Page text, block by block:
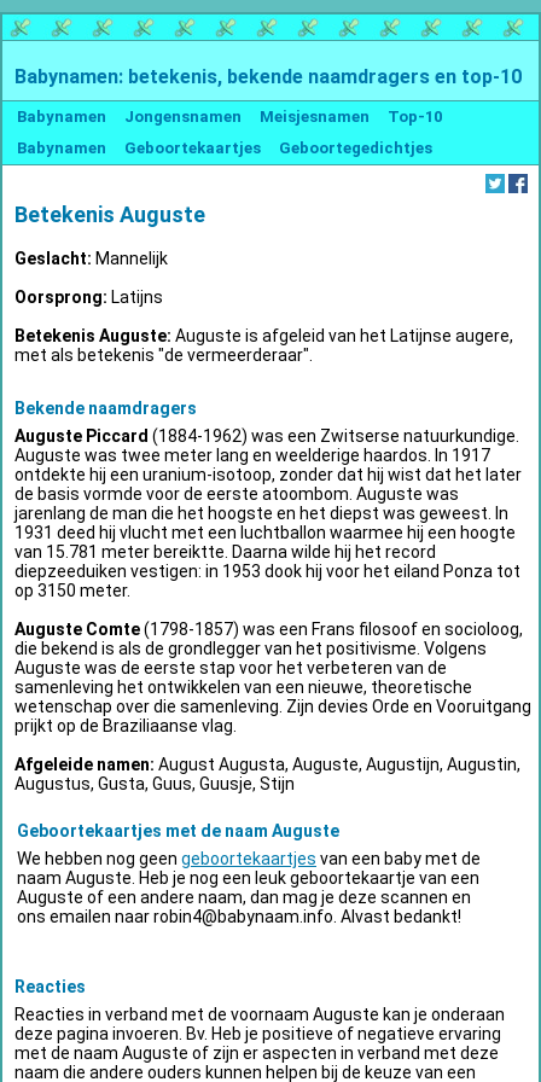
Babynamen: betekenis, bekende naamdragers en top-10
Babynamen Jongensnamen Meisjesnamen
Top-10
Babynamen
Geboortekaartjes Geboortegedichtjes
Betekenis Auguste
Geslacht: Mannelijk
Oorsprong: Latijns
Betekenis Auguste: Auguste is afgeleid van het Latijnse augere,
met als betekenis "de vermeerderaar".
Bekende naamdragers
Auguste Piccard (1884-1962) was een Zwitserse natuurkundige.
Auguste was twee meter lang en weelderige haardos. In 1917
ontdekte hij een uranium-isotoop, zonder dat hij wist dat het later
de basis vormde voor de eerste atoombom. Auguste was
jarenlang de man die het hoogste en het diepst was geweest. In
1931 deed hij vlucht met een luchtballon waarmee hij een hoogte
van 15.781 meter bereiktte. Daarna wilde hij het record
diepzeeduiken vestigen: in 1953 dook hij voor het eiland Ponza tot
op 3150 meter.
Auguste Comte(1798-1857) was een Frans filosoof en socioloog,
die bekend is als de grondlegger van het positivisme. Volgens
Auguste was de eerste stap voor het verbeteren van de
samenleving het ontwikkelen van een nieuwe, theoretische
wetenschap over die samenleving. Zijn devies Orde en Vooruitgang
prijkt op de Braziliaanse vlag.
Afgeleide namen: August Augusta, Auguste, Augustijn, Augustin,
Augustus, Gusta, Guus, Guusje, Stijn
Geboortekaartjes met de naam Auguste
We hebben nog geen geboortekaartjes van een baby met de
naam Auguste. Heb je nog een leuk geboortekaartje van een
Auguste of een andere naam, dan mag je deze scannen en
ons emailen naarrobin4@babynaam.info . Alvast bedankt!
Reacties
Reacties in verband met de voornaam Auguste kan je onderaan
deze pagina invoeren. Bv. Heb je positieve of negatieve ervaring
met de naam Auguste of zijn er aspecten in verband met deze
naam die andere ouders kunnen helpen bij de keuze van een